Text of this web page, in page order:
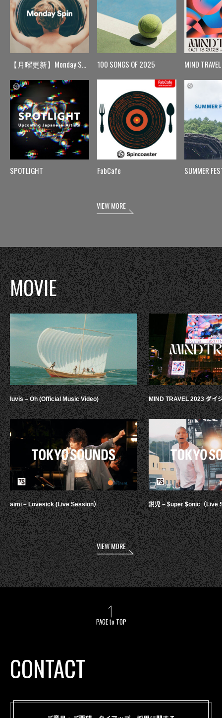
【月曜更新】Monday Spin
SPOTLIGHT
100 SONGS OF 2025
FabCafe
MIND TRAVEL
SUMMER
VIEW MORE
MOVIE
luvis – Oh (Official Music Video)
aimi – Lovesick (Live Session）
MIND TRAVEL 2023 ダイ
鋭児 – $uper $onic（Live
VIEW MORE
PAGE to TOP
CONTACT